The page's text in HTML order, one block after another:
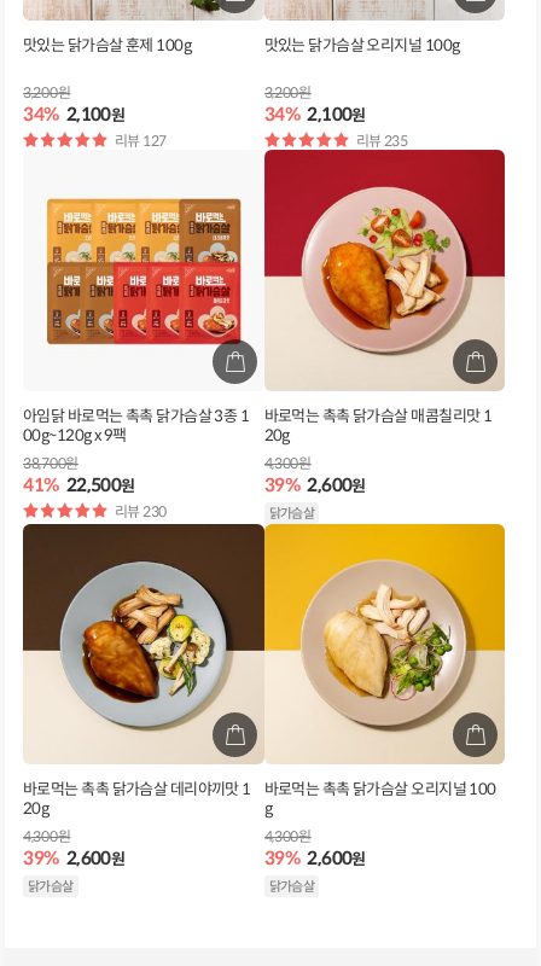
맛있는 닭가슴살 훈제 100g
34% 2,100원
3,200원
별
리뷰 127
맛있는 닭가슴살 오리지널 100g
34% 2,100원
3,200원
별
점
리뷰 235
아임닭 바로먹는 촉촉 닭가슴살 3종 1
00g~120g x 9팩
41% 22,500원
38,700원
별
점
리뷰 230
바로먹는 촉촉 닭가슴살 매콤칠리맛 1
20g
39% 2,600원
4,300원
닭가슴살
바로먹는 촉촉 닭가슴살 데리야끼맛 1
20g
39% 2,600원
4,300원
닭가슴살
바로먹는 촉촉 닭가슴살 오리지널 100
g
39% 2,600원
4,300원
닭가슴살